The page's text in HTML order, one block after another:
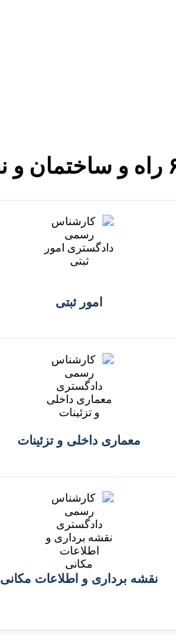
امور ثبتی
معماری داخلی و تزئینات
نقشه برداری و اطلاعات مکانی